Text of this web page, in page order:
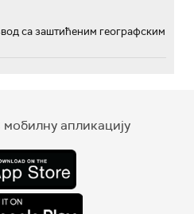
са заштићеним географским
апликацију